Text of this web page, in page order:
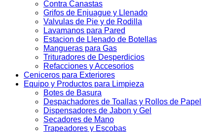
Contra Canastas
Grifos de Enjuague y Llenado
Valvulas de Pie y de Rodilla
Lavamanos para Pared
Estacion de Llenado de Botellas
Mangueras para Gas
Trituradores de Desperdicios
Refacciones y Accesorios
Ceniceros para Exteriores
Equipo y Productos para Limpieza
Botes de Basura
Despachadores de Toallas y Rollos de Papel
Dispensadores de Jabon y Gel
Secadores de Mano
Trapeadores y Escobas